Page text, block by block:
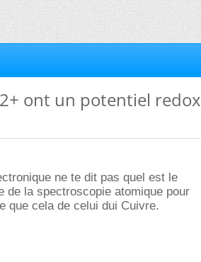
ont un potentiel redox
ne te dit pas quel est le
de la spectroscopie atomique pour
que cela de celui dui Cuivre.